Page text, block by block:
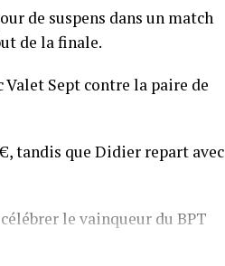
de suspens dans un match
de la finale.
Sept contre la paire de
tandis que Didier repart avec
le vainqueur du BPT